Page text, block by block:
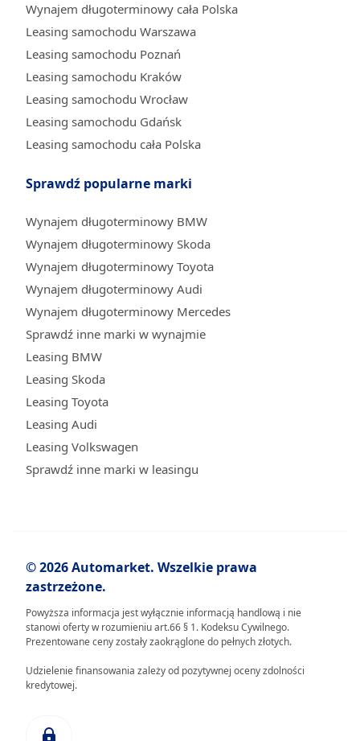
Wynajem długoterminowy cała Polska
Leasing samochodu Warszawa
Leasing samochodu Poznań
Leasing samochodu Kraków
Leasing samochodu Wrocław
Leasing samochodu Gdańsk
Leasing samochodu cała Polska
Sprawdź popularne marki
Wynajem długoterminowy BMW
Wynajem długoterminowy Skoda
Wynajem długoterminowy Toyota
Wynajem długoterminowy Audi
Wynajem długoterminowy Mercedes
Sprawdź inne marki w wynajmie
Leasing BMW
Leasing Skoda
Leasing Toyota
Leasing Audi
Leasing Volkswagen
Sprawdź inne marki w leasingu
© 2026 Automarket. Wszelkie prawa
zastrzeżone.
Powyższa informacja jest wyłącznie informacją handlową i nie
stanowi oferty w rozumieniu art.66 § 1. Kodeksu Cywilnego.
Prezentowane ceny zostały zaokrąglone do pełnych złotych.
Udzielenie finansowania zależy od pozytywnej oceny zdolności
kredytowej.